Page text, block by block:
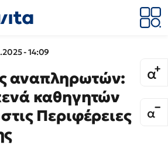
- 14:09
αναπληρωτών:
καθηγητών
Περιφέρειες